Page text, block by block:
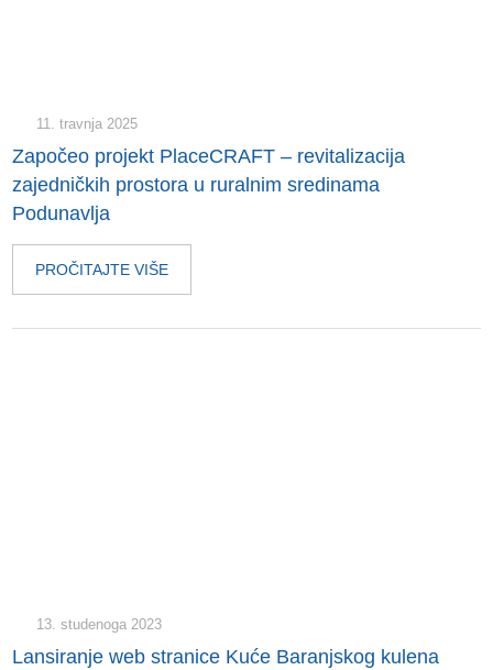
11. travnja 2025
Započeo projekt PlaceCRAFT – revitalizacija
zajedničkih prostora u ruralnim sredinama
Podunavlja
PROČITAJTE VIŠE
13. studenoga 2023
Lansiranje web stranice Kuće Baranjskog kulena